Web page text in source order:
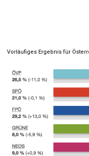
Vorläufiges Ergebnis für